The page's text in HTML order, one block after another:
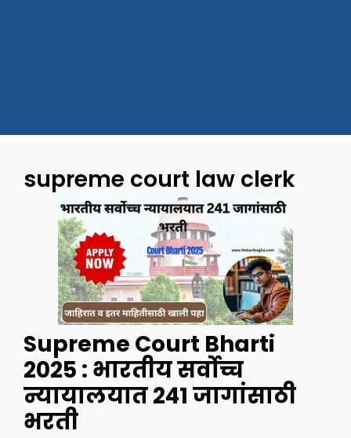
supreme court law clerk
Supreme Court Bharti
2025 : भारतीय सर्वोच्च
न्यायालयात 241 जागांसाठी
भरती